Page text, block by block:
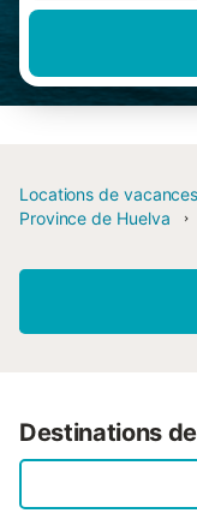
Locations de vacances
Province de Huelva
Destinations